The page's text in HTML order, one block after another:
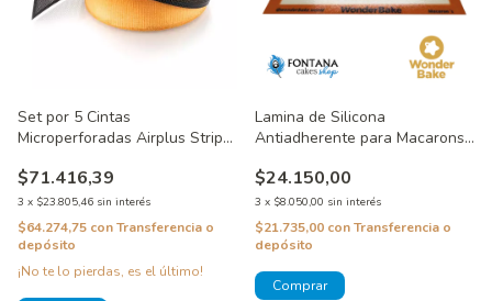
Set por 5 Cintas
Microperforadas Airplus Strip
$71.416,39
3 x $23.805,46 sin interés
$64.274,75 conTransferencia o
depósito
¡No te lo pierdas, es el último!
Lamina de Silicona
Antiadherente para Macarons
$24.150,00
3 x $8.050,00 sin interés
$21.735,00 conTransferencia o
depósito